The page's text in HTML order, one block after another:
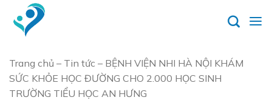
content
Trang chủ – Tin tức – BỆNH VIỆN NHI HÀ NỘI KHÁM
SỨC KHỎE HỌC ĐƯỜNG CHO 2.000 HỌC SINH
TRƯỜNG TIỂU HỌC AN HƯNG